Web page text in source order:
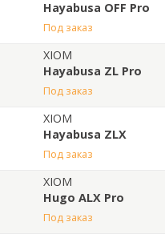
Hayabusa OFF Pro
под заказ
XIOM
Hayabusa ZL Pro
под заказ
XIOM
Hayabusa ZLX
под заказ
XIOM
Hugo ALX Pro
под заказ